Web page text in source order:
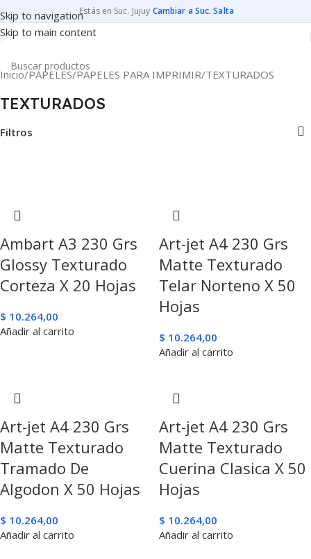
Skip to navigation
Skip to main content
Estás en Suc. Jujuy·Cambiar a Suc. Salta
Inicio PAPELES PAPELES PARA IMPRIMIR TEXTURADOS
TEXTURADOS
Filtros
Ambart A3 230 Grs
Glossy Texturado
Corteza X 20 Hojas
$ 10.264,00
Añadir al carrito
Art-jet A4 230 Grs
Matte Texturado
Telar Norteno X 50
Hojas
$ 10.264,00
Añadir al carrito
Art-jet A4 230 Grs
Matte Texturado
Tramado De
Algodon X 50 Hojas
$ 10.264,00
Añadir al carrito
Art-jet A4 230 Grs
Matte Texturado
Cuerina Clasica X 50
Hojas
$ 10.264,00
Añadir al carrito